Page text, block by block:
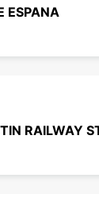
ESPANA
RAILWAY